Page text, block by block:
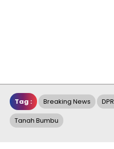
Tag : Breaking News
Tanah Bumbu